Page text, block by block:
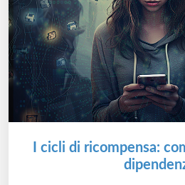
I cicli di ricompensa: